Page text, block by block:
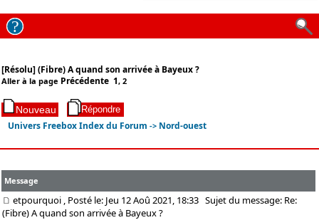
[Résolu] (Fibre) A quand son arrivée à Bayeux ?
Aller à la page Précédente 1,2
Univers Freebox Index du Forum -> Nord-ouest
Message
etpourquoi , Posté le: Jeu 12 Aoû 2021, 18:33 Sujet du message: Re:
(Fibre) A quand son arrivée à Bayeux ?